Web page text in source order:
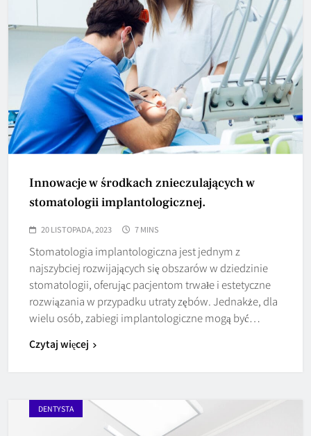
Innowacje w środkach znieczulających w
stomatologii implantologicznej.
20 LISTOPADA, 2023 7 MINS
Stomatologia implantologiczna jest jednym z
najszybciej rozwijających się obszarów w dziedzinie
stomatologii, oferując pacjentom trwałe i estetyczne
rozwiązania w przypadku utraty zębów. Jednakże, dla
wielu osób, zabiegi implantologiczne mogą być…
Czytaj więcej
DENTYSTA